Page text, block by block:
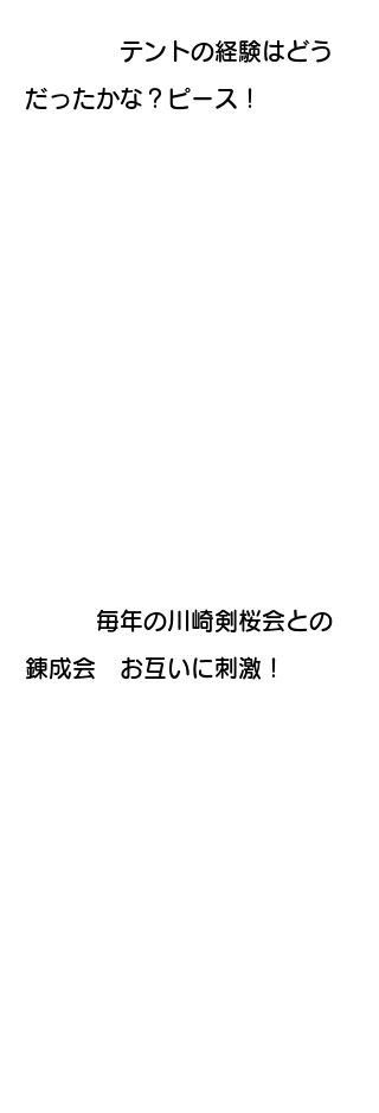
テントの経験はどう
だったかな？ピース！
毎年の川崎剣桜会との
錬成会 お互いに刺激！